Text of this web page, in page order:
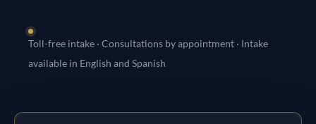
Toll-free intake · Consultations by appointment · Intake
available in English and Spanish